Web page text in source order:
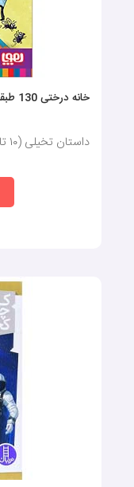
خانه درختی 130 طبقه
داستان تخیلی (١٠ تا ١٥ سال)